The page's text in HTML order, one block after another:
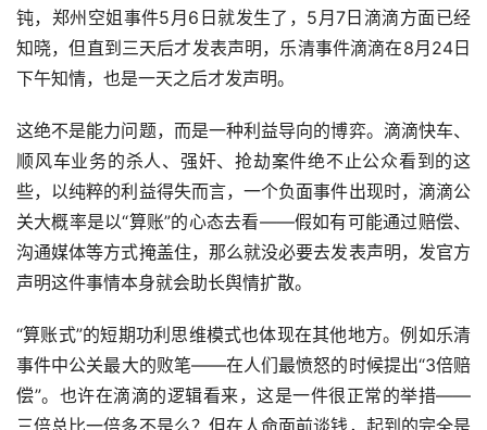
钝，郑州空姐事件5月6日就发生了，5月7日滴滴方面已经
知晓，但直到三天后才发表声明，乐清事件滴滴在8月24日
下午知情，也是一天之后才发声明。
这绝不是能力问题，而是一种利益导向的博弈。滴滴快车、
顺风车业务的杀人、强奸、抢劫案件绝不止公众看到的这
些，以纯粹的利益得失而言，一个负面事件出现时，滴滴公
关大概率是以“算账”的心态去看——假如有可能通过赔偿、
沟通媒体等方式掩盖住，那么就没必要去发表声明，发官方
声明这件事情本身就会助长舆情扩散。
“算账式”的短期功利思维模式也体现在其他地方。例如乐清
事件中公关最大的败笔——在人们最愤怒的时候提出“3倍赔
偿”。也许在滴滴的逻辑看来，这是一件很正常的举措——